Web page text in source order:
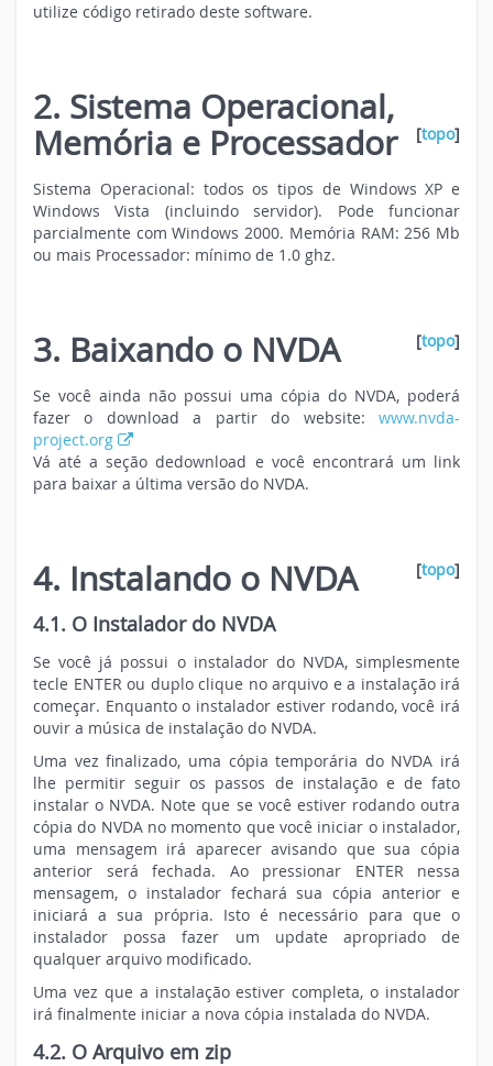
utilize código retirado deste software.
2. Sistema Operacional,
Memória e Processador
[topo]
Sistema Operacional: todos os tipos de Windows XP e
Windows Vista (incluindo servidor). Pode funcionar
parcialmente com Windows 2000. Memória RAM: 256 Mb
ou mais Processador: mínimo de 1.0 ghz.
3. Baixando o NVDA [topo]
Se você ainda não possui uma cópia do NVDA, poderá
fazer o download a partir do website: www.nvda-
project.org
Vá até a seção dedownload e você encontrará um link
para baixar a última versão do NVDA.
4. Instalando o NVDA [topo]
4.1. O Instalador do NVDA
Se você já possui o instalador do NVDA, simplesmente
tecle ENTER ou duplo clique no arquivo e a instalação irá
começar. Enquanto o instalador estiver rodando, você irá
ouvir a música de instalação do NVDA.
Uma vez finalizado, uma cópia temporária do NVDA irá
lhe permitir seguir os passos de instalação e de fato
instalar o NVDA. Note que se você estiver rodando outra
cópia do NVDA no momento que você iniciar o instalador,
uma mensagem irá aparecer avisando que sua cópia
anterior será fechada. Ao pressionar ENTER nessa
mensagem, o instalador fechará sua cópia anterior e
iniciará a sua própria. Isto é necessário para que o
instalador possa fazer um update apropriado de
qualquer arquivo modificado.
Uma vez que a instalação estiver completa, o instalador
irá finalmente iniciar a nova cópia instalada do NVDA.
4.2. O Arquivo em zip